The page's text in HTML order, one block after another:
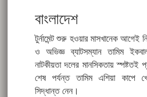
বাংলাদেশ
টুর্নামেন্ট শুরু হওয়ার মাসখানেক আগেই
ও অভিজ্ঞ ব্যাটসম্যান তামিম
নাটকীয়তা দলের মানসিকতায় স্পষ্টতই
শেষ পর্যন্ত তামিম এশিয়া কাপে
সিদ্ধান্ত নেন।